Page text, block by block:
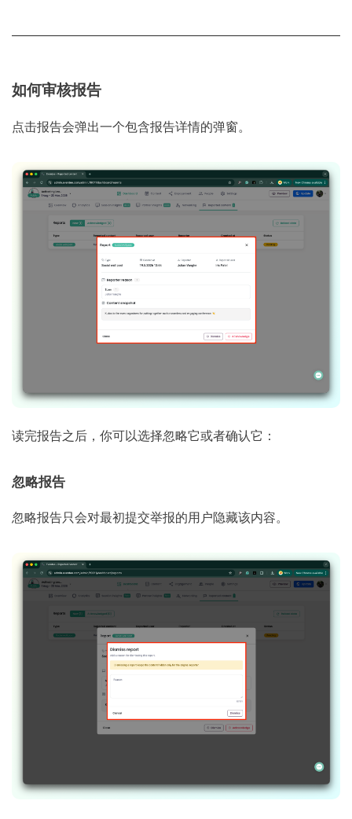
如何审核报告
点击报告会弹出一个包含报告详情的弹窗。
读完报告之后，你可以选择忽略它或者确认它：
忽略报告
忽略报告只会对最初提交举报的用户隐藏该内容。